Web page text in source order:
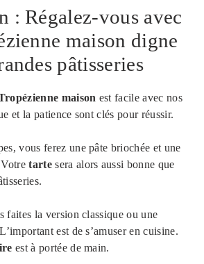
: Régalez-vous avec
maison digne
pâtisseries
maison est facile avec nos
et la patience sont clés pour réussir.
vous ferez une pâte briochée et une
Votretartesera alors aussi bonne que
faites la version classique ou une
est de s’amuser en cuisine.
est à portée de main.